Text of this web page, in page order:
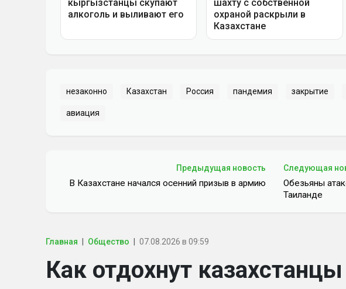
незаконно Казахстан Россия пандемия закрытие
авиация
Предыдущая новость
В Казахстане начался осенний призыв в армию
Следующая
Обезьяны
Таиланде
Главная Общество 07.08.2026 в 09:59
Как отдохнут казахстанцы